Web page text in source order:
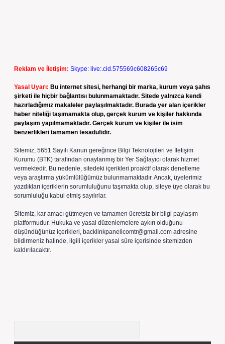
Reklam ve İletişim: Skype: live:.cid.575569c608265c69
Yasal Uyarı: Bu internet sitesi, herhangi bir marka, kurum veya şahıs
şirketi ile hiçbir bağlantısı bulunmamaktadır. Sitede yalnızca kendi
hazırladığımız makaleler paylaşılmaktadır. Burada yer alan içerikler
haber niteliği taşımamakta olup, gerçek kurum ve kişiler hakkında
paylaşım yapılmamaktadır. Gerçek kurum ve kişiler ile isim
benzerlikleri tamamen tesadüfidir.
Sitemiz, 5651 Sayılı Kanun gereğince Bilgi Teknolojileri ve İletişim
Kurumu (BTK) tarafından onaylanmış bir Yer Sağlayıcı olarak hizmet
vermektedir. Bu nedenle, sitedeki içerikleri proaktif olarak denetleme
veya araştırma yükümlülüğümüz bulunmamaktadır. Ancak, üyelerimiz
yazdıkları içeriklerin sorumluluğunu taşımakta olup, siteye üye olarak bu
sorumluluğu kabul etmiş sayılırlar.
Sitemiz, kar amacı gütmeyen ve tamamen ücretsiz bir bilgi paylaşım
platformudur. Hukuka ve yasal düzenlemelere aykırı olduğunu
düşündüğünüz içerikleri, backlinkpanelicomtr@gmail.com adresine
bildirmeniz halinde, ilgili içerikler yasal süre içerisinde sitemizden
kaldırılacaktır.